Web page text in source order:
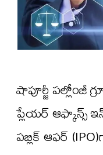
షాపూర్జీ పల్లోంజీ
ప్లేయర్ ఆఫ్కాన్స్
పబ్లిక్ ఆఫర్